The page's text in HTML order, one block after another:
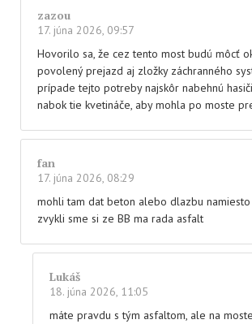
zazou
17. júna 2026, 09:57
Hovorilo sa, že cez tento most budú môcť
povolený prejazd aj zložky záchranného
prípade tejto potreby najskôr nabehnú
nabok tie kvetináče, aby mohla po moste
fan
17. júna 2026, 08:29
mohli tam dat beton alebo dlazbu
zvykli sme si ze BB ma rada asfalt
Lukáš
18. júna 2026, 11:05
máte pravdu s tým asfaltom, ale na